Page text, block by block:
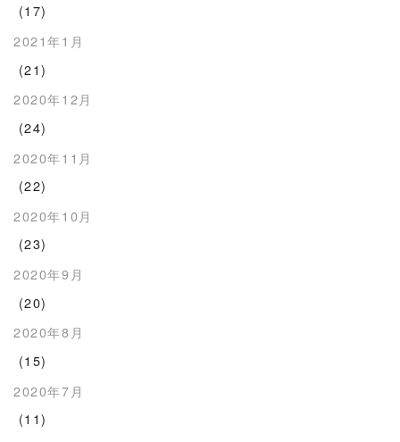
(17)
2021年1月
(21)
2020年12月
(24)
2020年11月
(22)
2020年10月
(23)
2020年9月
(20)
2020年8月
(15)
2020年7月
(11)